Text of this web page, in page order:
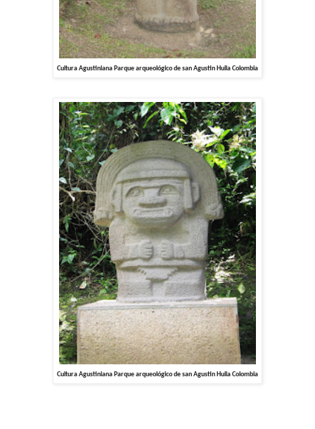
Cultura Agustiniana Parque arqueológico de san Agustin Huila Colombia
Cultura Agustiniana Parque arqueológico de san Agustin Huila Colombia